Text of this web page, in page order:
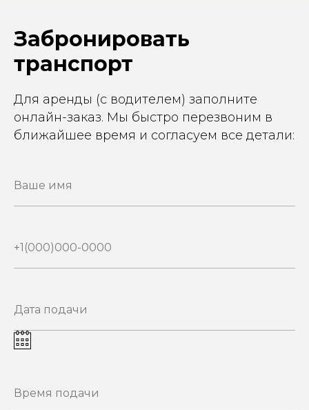
Забронировать
транспорт
Для аренды (с водителем) заполните
онлайн-заказ. Мы быстро перезвоним в
ближайшее время и согласуем все детали: